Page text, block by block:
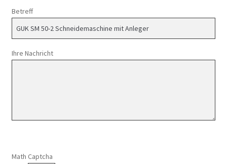
Betreff
Ihre Nachricht
Math Captcha